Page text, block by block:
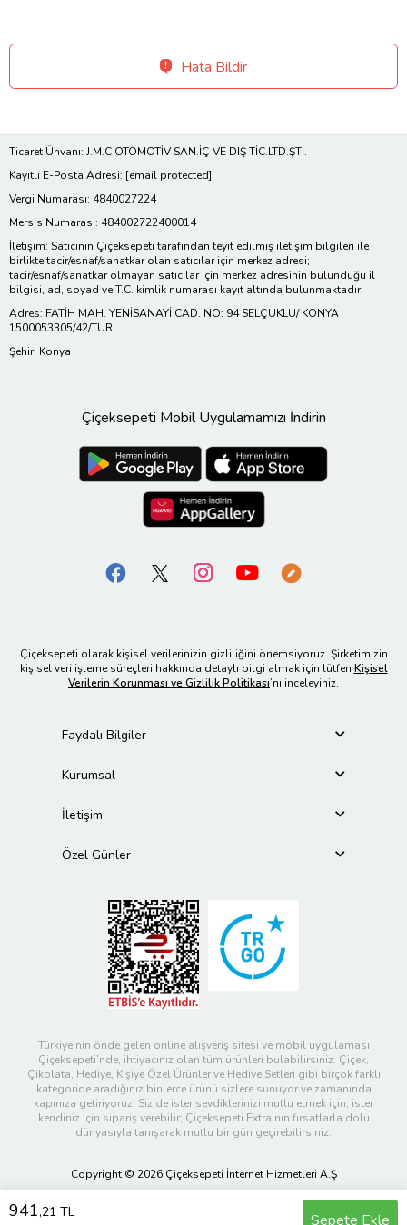
941,21 TL Sepete Ekle
Hata Bildir
Ticaret Ünvanı: J.M.C OTOMOTİV SAN.İÇ VE DIŞ TİC.LTD.ŞTİ.
Kayıtlı E-Posta Adresi: [email protected]
Vergi Numarası: 4840027224
Mersis Numarası: 484002722400014
İletişim: Satıcının Çiçeksepeti tarafından teyit edilmiş iletişim bilgileri ile
birlikte tacir/esnaf/sanatkar olan satıcılar için merkez adresi;
tacir/esnaf/sanatkar olmayan satıcılar için merkez adresinin bulunduğu il
bilgisi, ad, soyad ve T.C. kimlik numarası kayıt altında bulunmaktadır.
Adres: FATİH MAH. YENİSANAYİ CAD. NO: 94 SELÇUKLU/ KONYA
1500053305/42/TUR
Şehir: Konya
Çiçeksepeti Mobil Uygulamamızı İndirin
Çiçeksepeti olarak kişisel verilerinizin gizliliğini önemsiyoruz. Şirketimizin
kişisel veri işleme süreçleri hakkında detaylı bilgi almak için lütfen Kişisel
Verilerin Korunması ve Gizlilik Politikası’nı inceleyiniz.
Faydalı Bilgiler
Kurumsal
İletişim
Özel Günler
Türkiye’nin önde gelen online alışveriş sitesi ve mobil uygulaması
Çiçeksepeti’nde, ihtiyacınız olan tüm ürünleri bulabilirsiniz. Çiçek,
Çikolata, Hediye, Kişiye Özel Ürünler ve Hediye Setleri gibi birçok farklı
kategoride aradığınız binlerce ürünü sizlere sunuyor ve zamanında
kapınıza getiriyoruz! Siz de ister sevdiklerinizi mutlu etmek için, ister
kendiniz için sipariş verebilir; Çiçeksepeti Extra’nın fırsatlarla dolu
dünyasıyla tanışarak mutlu bir gün geçirebilirsiniz.
Copyright © 2026 Çiçeksepeti İnternet Hizmetleri A.Ş